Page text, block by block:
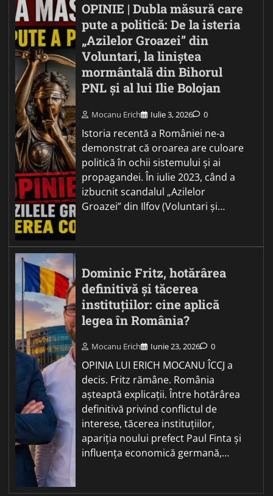
OPINIE | Dubla măsură care
pute a politică: De la isteria
„Azilelor Groazei” din
Voluntari, la liniștea
mormântală din Bihorul
PNL și al lui Ilie Bolojan
Mocanu Erich Iulie 3, 2026 0
Istoria recentă a României ne-a
demonstrat că oroarea are culoare
politică în ochii sistemului și ai
propagandei. În iulie 2023, când a
izbucnit scandalul „Azilelor
Groazei” din Ilfov (Voluntari și…
Dominic Fritz, hotărârea
definitivă și tăcerea
instituțiilor: cine aplică
legea în România?
Mocanu Erich Iunie 23, 2026 0
OPINIA LUI ERICH MOCANU ÎCCJ a
decis. Fritz rămâne. România
așteaptă explicații. Între hotărârea
definitivă privind conflictul de
interese, tăcerea instituțiilor,
apariția noului prefect Paul Finta și
influența economică germană,…